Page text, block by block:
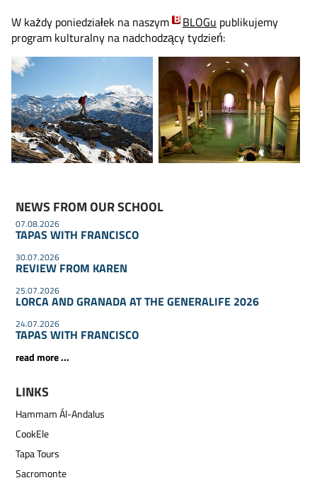
W każdy poniedziałek na naszym
BLOGu publikujemy
program kulturalny na nadchodzący tydzień:
NEWS FROM OUR SCHOOL
07.08.2026
TAPAS WITH FRANCISCO
30.07.2026
REVIEW FROM KAREN
25.07.2026
LORCA AND GRANADA AT THE GENERALIFE 2026
24.07.2026
TAPAS WITH FRANCISCO
read more ...
LINKS
Hammam Ál-Andalus
CookEle
Tapa Tours
Sacromonte